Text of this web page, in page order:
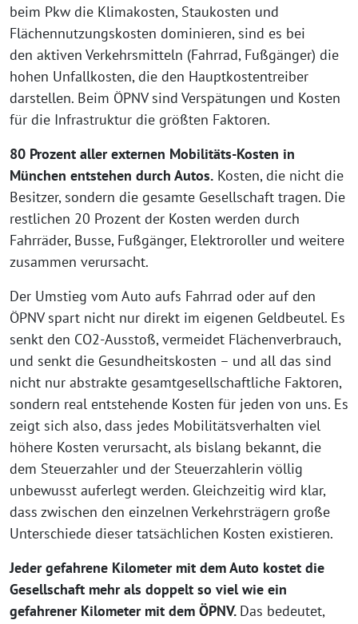
beim Pkw die Klimakosten, Staukosten und
Flächennutzungskosten dominieren, sind es bei
den aktiven Verkehrsmitteln (Fahrrad, Fußgänger) die
hohen Unfallkosten, die den Hauptkostentreiber
darstellen. Beim ÖPNV sind Verspätungen und Kosten
für die Infrastruktur die größten Faktoren.
80 Prozent aller externen Mobilitäts-Kosten in
München entstehen durch Autos. Kosten, die nicht die
Besitzer, sondern die gesamte Gesellschaft tragen. Die
restlichen 20 Prozent der Kosten werden durch
Fahrräder, Busse, Fußgänger, Elektroroller und weitere
zusammen verursacht.
Der Umstieg vom Auto aufs Fahrrad oder auf den
ÖPNV spart nicht nur direkt im eigenen Geldbeutel. Es
senkt den CO2-Ausstoß, vermeidet Flächenverbrauch,
und senkt die Gesundheitskosten – und all das sind
nicht nur abstrakte gesamtgesellschaftliche Faktoren,
sondern real entstehende Kosten für jeden von uns. Es
zeigt sich also, dass jedes Mobilitätsverhalten viel
höhere Kosten verursacht, als bislang bekannt, die
dem Steuerzahler und der Steuerzahlerin völlig
unbewusst auferlegt werden. Gleichzeitig wird klar,
dass zwischen den einzelnen Verkehrsträgern große
Unterschiede dieser tatsächlichen Kosten existieren.
Jeder gefahrene Kilometer mit dem Auto kostet die
Gesellschaft mehr als doppelt so viel wie ein
gefahrener Kilometer mit dem ÖPNV. Das bedeutet,